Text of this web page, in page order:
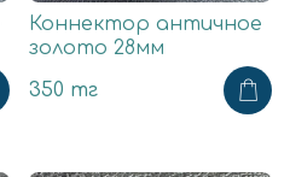
Коннектор античное
золото 28мм
350 тг